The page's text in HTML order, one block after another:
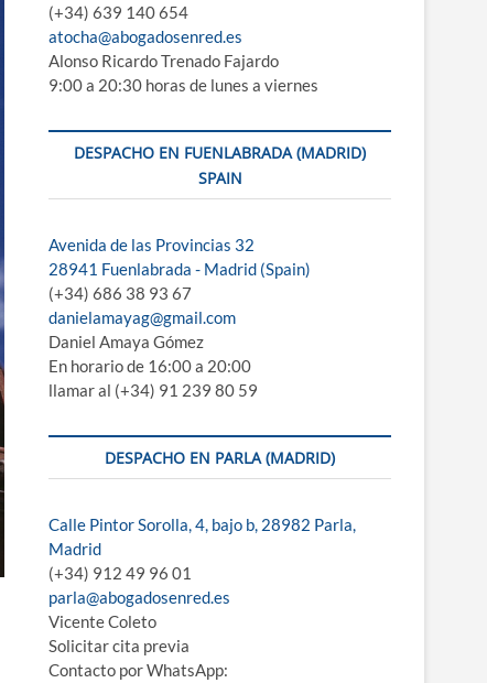
(+34) 639 140 654
atocha@abogadosenred.es
Alonso Ricardo Trenado Fajardo
9:00 a 20:30 horas de lunes a viernes
DESPACHO EN FUENLABRADA (MADRID)
SPAIN
Avenida de las Provincias 32
28941 Fuenlabrada - Madrid (Spain)
(+34) 686 38 93 67
danielamayag@gmail.com
Daniel Amaya Gómez
En horario de 16:00 a 20:00
llamar al (+34) 91 239 80 59
DESPACHO EN PARLA (MADRID)
Calle Pintor Sorolla, 4, bajo b, 28982 Parla,
Madrid
(+34) 912 49 96 01
parla@abogadosenred.es
Vicente Coleto
Solicitar cita previa
Contacto por WhatsApp: